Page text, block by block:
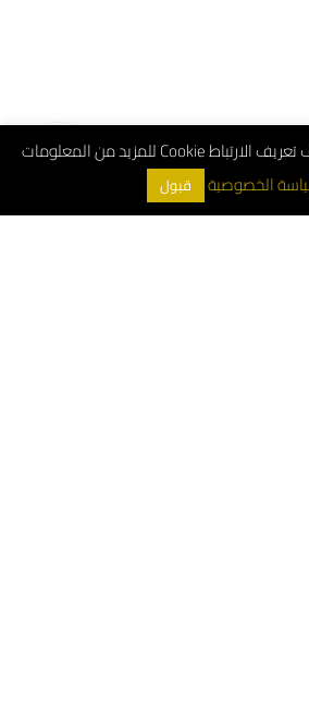
هذا الموقع يستخدم ملف تعريف الارتباط Cookie للمزيد من المعلومات
الخصوصية قبول